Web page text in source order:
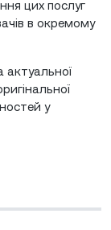
цих послуг
в окремому
актуальної
у